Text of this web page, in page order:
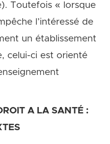
Toutefois « lorsque
l’intéressé de
un établissement
celui-ci est orienté
A LA SANTÉ :